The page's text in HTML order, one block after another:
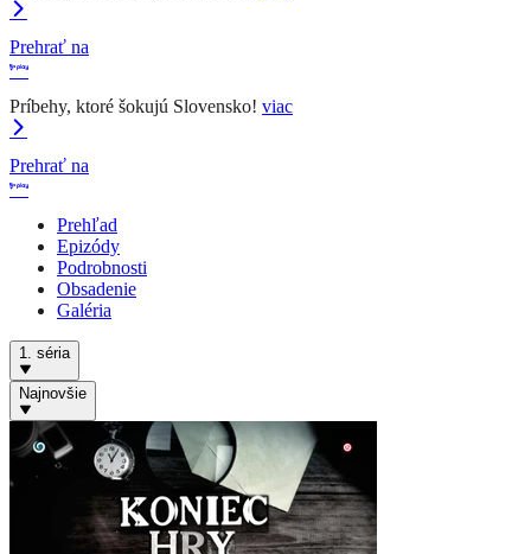
Prehrať na
Príbehy, ktoré šokujú Slovensko! viac
Prehrať na
Prehľad
Epizódy
Podrobnosti
Obsadenie
Galéria
1. séria
Najnovšie